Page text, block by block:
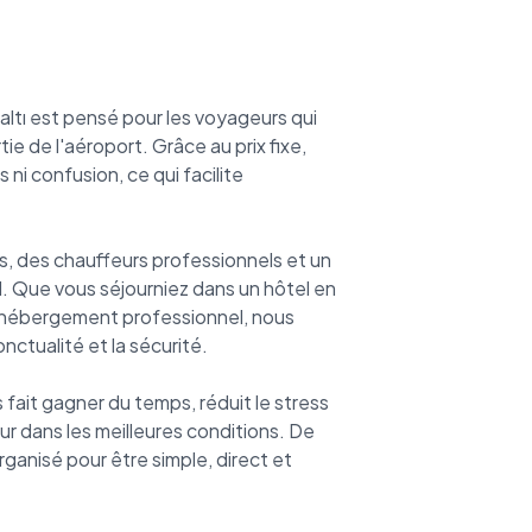
est pensé pour les voyageurs qui
de l'aéroport. Grâce au prix fixe,
ni confusion, ce qui facilite
des chauffeurs professionnels et un
vous séjourniez dans un hôtel en
professionnel, nous
et la sécurité.
fait gagner du temps, réduit le stress
dans les meilleures conditions. De
pour être simple, direct et